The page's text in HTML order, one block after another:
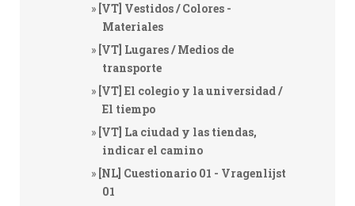
[VT] Vestidos / Colores -
Materiales
[VT] Lugares / Medios de
transporte
[VT] El colegio y la universidad /
El tiempo
[VT] La ciudad y las tiendas,
indicar el camino
[NL] Cuestionario 01 - Vragenlijst
01